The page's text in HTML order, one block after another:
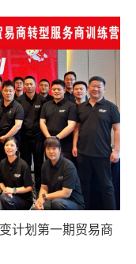
计划第一期贸易商